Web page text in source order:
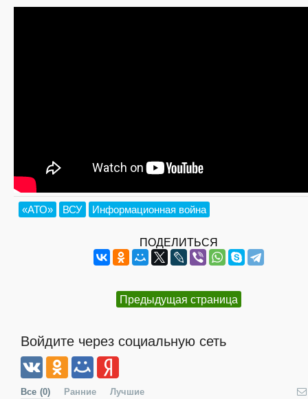
«АТО» ВСУ Информационная война
ПОДЕЛИТЬСЯ
Предыдущая страница
Войдите через социальную сеть
Все (0) Ранние Лучшие